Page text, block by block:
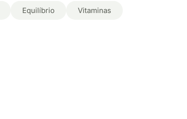
Equilíbrio Vitaminas